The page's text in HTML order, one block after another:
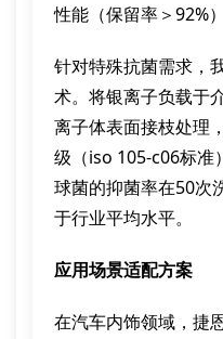
性能（保留率＞92%）
针对特殊抗菌需求，
术。将银离子负载于
离子体表面接枝处理
级（iso 105-c06标准
球菌的抑菌率在50次
于行业平均水平。
应用场景适配方案
在汽车内饰领域，捷